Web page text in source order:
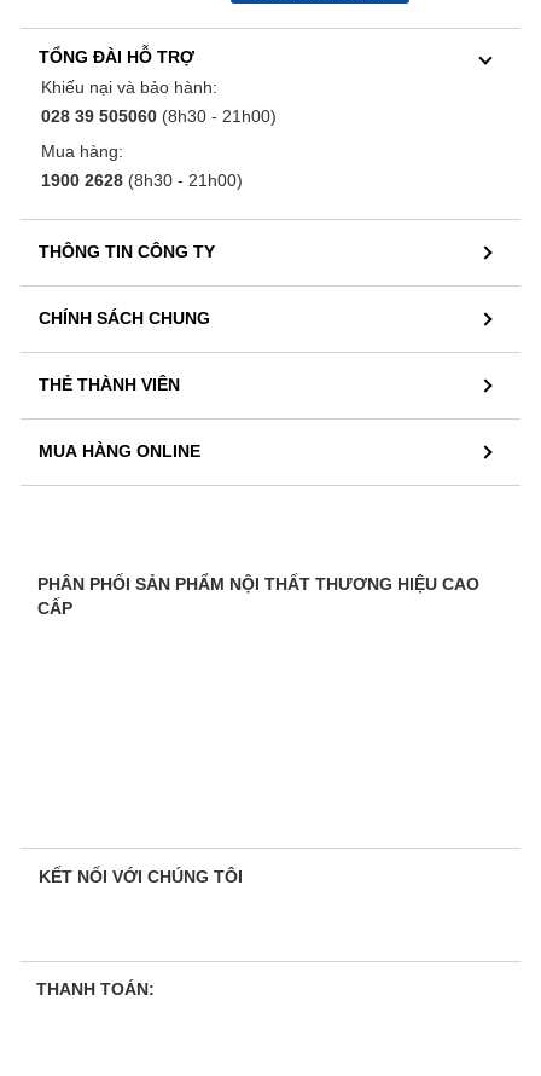
TỔNG ĐÀI HỖ TRỢ
Khiếu nại và bảo hành:
028 39 505060 (8h30 - 21h00)
Mua hàng:
1900 2628 (8h30 - 21h00)
THÔNG TIN CÔNG TY
CHÍNH SÁCH CHUNG
THẺ THÀNH VIÊN
MUA HÀNG ONLINE
PHÂN PHỐI SẢN PHẨM NỘI THẤT THƯƠNG HIỆU CAO
CẤP
KẾT NỐI VỚI CHÚNG TÔI
THANH TOÁN: